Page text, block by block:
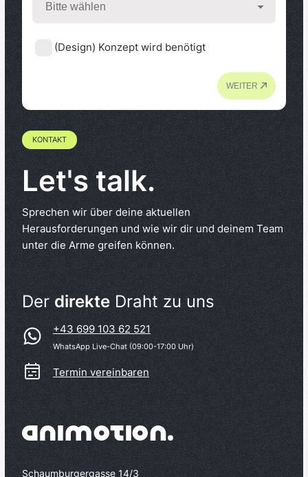
(Design) Konzept wird benötigt
WEITER
KONTAKT
Let's talk.
Sprechen wir über deine aktuellen
Herausforderungen und wie wir dir und deinem Team
unter die Arme greifen können.
Der direkte Draht zu uns
+43 699 103 62 521
WhatsApp Live-Chat (09:00-17:00 Uhr)
Termin vereinbaren
Schaumburgergasse 14/3